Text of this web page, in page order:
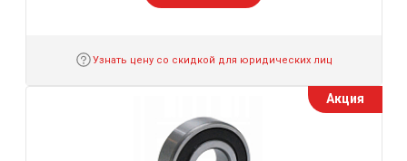
Узнать цену со скидкой для юридических лиц
Акция